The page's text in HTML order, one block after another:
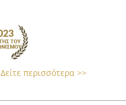
Δείτε περισσότερα >>